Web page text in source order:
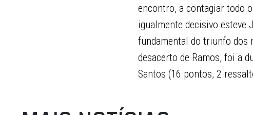
encontro, a contagiar todo
igualmente decisivo esteve
fundamental do triunfo dos
desacerto de Ramos, foi a
Santos (16 pontos, 2